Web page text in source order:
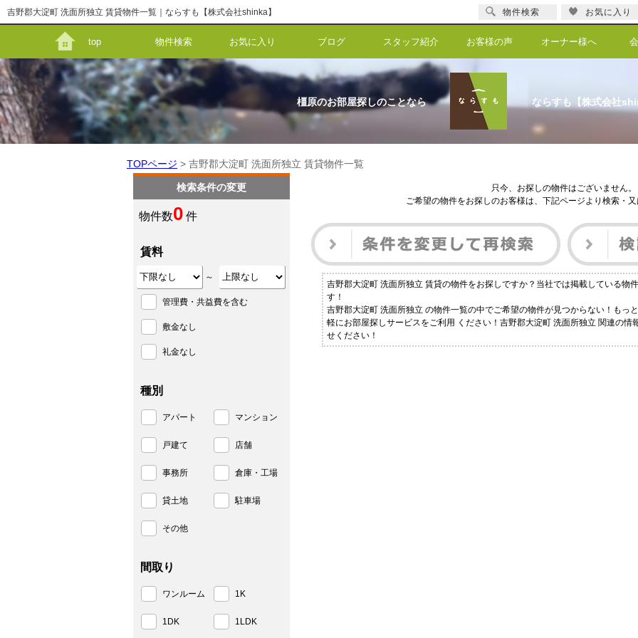
吉野郡大淀町 洗面所独立 賃貸物件一覧｜ならすも【株式会社shinka】
top 物件検索 お気に入り ブログ スタッフ紹介 お客様の声 オーナー様へ
橿原のお部屋探しのことなら ならすも【株式会社
TOPページ > 吉野郡大淀町 洗面所独立 賃貸物件一覧
只今、お探しの物件はございません。
ご希望の物件をお探しのお客様は、下記ページより検索・又
吉野郡大淀町 洗面所独立 賃貸の物件をお探しですか？当社では掲載している物
す！
吉野郡大淀町 洗面所独立 の物件一覧の中でご希望の物件が見つからない！もっ
軽にお部屋探しサービスをご利用 ください！吉野郡大淀町 洗面所独立 関連の
せください！
検索条件の変更
物件数0 件
賃料
～
管理費・共益費を含む
敷金なし
礼金なし
種別
アパート マンション
戸建て 店舗
事務所 倉庫・工場
貸土地 駐車場
その他
間取り
ワンルーム 1K
1DK 1LDK
物件検索 お気に入り